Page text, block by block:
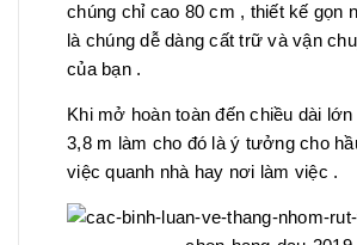
chúng chỉ cao 80 cm , thiết kế gọn
là chúng dễ dàng cất trữ và vận
của bạn .
Khi mở hoàn toàn đến chiều dài
3,8 m làm cho đó là ý tưởng cho
việc quanh nhà hay nơi làm việc .